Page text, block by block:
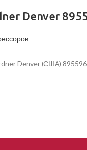
Denver
Denver (США)